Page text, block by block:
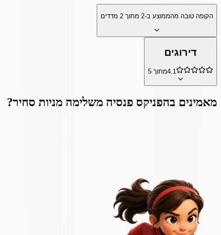
הקופה טובה מהממוצע ב-2 מתוך 2 מדדים
דירוגים
4.1מתוך 5
מאמינים בהפניקס פנסיה משלימה מניות סחיר?